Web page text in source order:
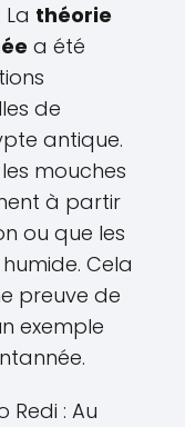
théorie
a été
de
antique.
mouches
à partir
ou que les
Cela
preuve de
exemple
Redi : Au